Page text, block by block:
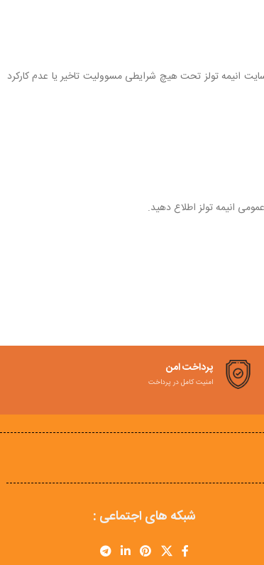
انیمه تولز تحت هیچ شرایطی مسوولیت تاخیر یا عدم کارکرد
انیمه تولز اطلاع دهید.
پرداخت امن
امنیت کامل در پرداخت
شبکه های اجتماعی :